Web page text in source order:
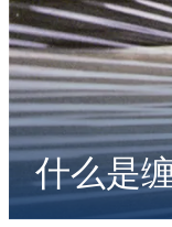
什么是